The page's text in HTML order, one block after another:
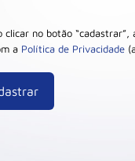
clicar no botão
a Política de Privacidade